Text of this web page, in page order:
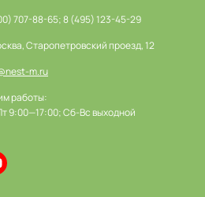
707-88-65; 8 (495) 123-45-29
Старопетровский проезд, 12
m.ru
работы:
9:00—17:00; Сб-Вс выходной